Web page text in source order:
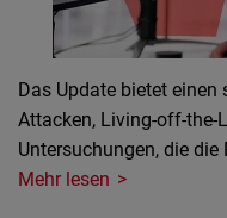
Das Update bietet
Attacken, Living-off-the-
Untersuchungen, die
Mehr lesen